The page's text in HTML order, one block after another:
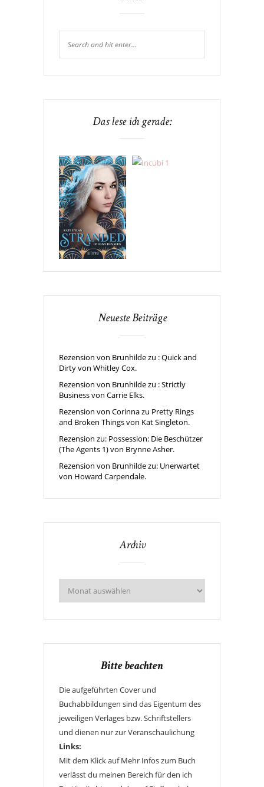
Das lese ich gerade:
Neueste Beiträge
Rezension von Brunhilde zu : Quick and
Dirty von Whitley Cox.
Rezension von Brunhilde zu : Strictly
Business von Carrie Elks.
Rezension von Corinna zu Pretty Rings
and Broken Things von Kat Singleton.
Rezension zu: Possession: Die Beschützer
(The Agents 1) von Brynne Asher.
Rezension von Brunhilde zu: Unerwartet
von Howard Carpendale.
Archiv
Bitte beachten
Die aufgeführten Cover und
Buchabbildungen sind das Eigentum des
jeweiligen Verlages bzw. Schriftstellers
und dienen nur zur Veranschaulichung
Links:
Mit dem Klick auf Mehr Infos zum Buch
verlässt du meinen Bereich für den ich